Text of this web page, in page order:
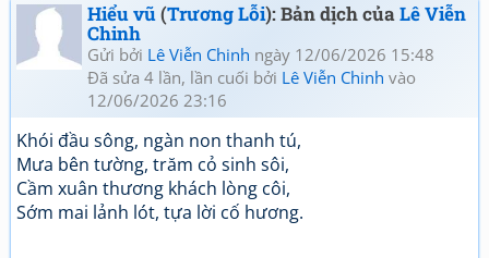
Hiểu vũ(Trương Lỗi): Bản dịch củaLê Viễn
Chinh
Gửi bởi Lê Viễn Chinh ngày 12/06/2026 15:48
Đã sửa 4 lần, lần cuối bởi Lê Viễn Chinh vào
12/06/2026 23:16
Khói đầu sông, ngàn non thanh tú,
Mưa bên tường, trăm cỏ sinh sôi,
Cầm xuân thương khách lòng côi,
Sớm mai lảnh lót, tựa lời cố hương.